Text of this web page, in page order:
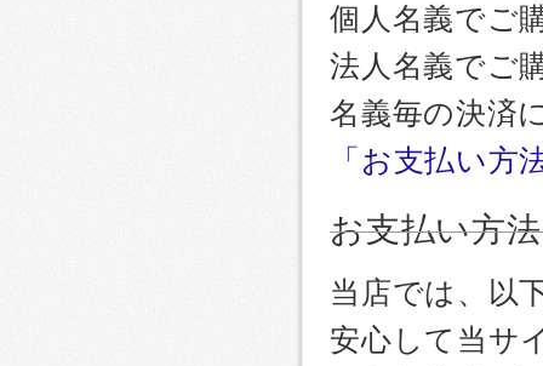
個人名義でご
法人名義でご
名義毎の決済
「お支払い方
お支払い方
当店では、以
安心して当サ